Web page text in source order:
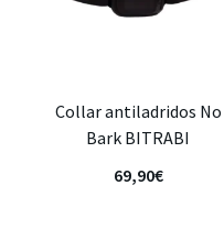
Collar antiladridos No
Bark BITRABI
69,90€